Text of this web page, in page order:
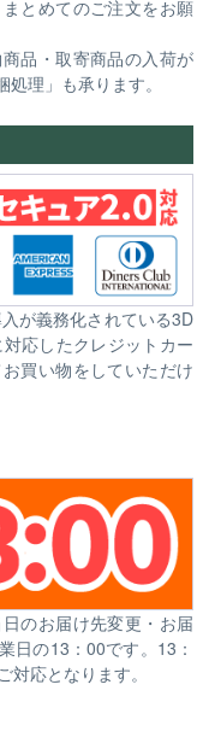
とめてのご注文をお願
品・取寄商品の入荷が
理」も承ります。
が義務化されている3D
応したクレジットカー
買い物をしていただけ
のお届け先変更・お届
日の13：00です。13：
応となります。